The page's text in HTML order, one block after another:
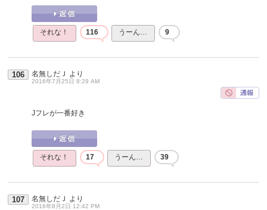
それな！ 116 うーん… 9
106 名無しだＪ より
2016年7月25日 8:29 AM
Jフレが一番好き
それな！ 17 うーん… 39
107 名無しだＪ より
2016年8月2日 12:42 PM